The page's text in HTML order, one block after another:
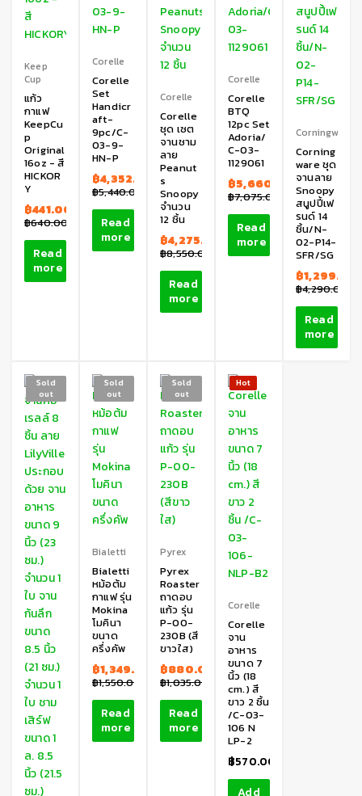
Keep
Cup
แก้ว
กาแฟ
KeepCu
p
Original
16oz - สี
HICKOR
Y
฿640.00
฿441.00
Read
more
Corelle
Corelle
Set
Handicr
aft-
9pc/C-
03-9-
HN-P
฿5,440.00
฿4,352.00
Read
more
Corelle
Corelle
ชุด เซต
จานชาม
ลาย
Peanut
s
Snoopy
จำนวน
12 ชิ้น
฿8,550.00
฿4,275.00
Read
more
Corelle
Corelle
BTQ
12pc Set
Adoria/
C-03-
1129061
฿7,075.00
฿5,660.00
Read
more
Corningware
Corning
ware ชุด
จานลาย
Snoopy
สนูปปี้เฟ
รนด์ 14
ชิ้น/N-
02-P14-
SFR/SG
฿4,290.00
฿1,299.00
Read
more
Sold
out
Sold
out
Bialetti
Bialetti
หม้อต้ม
กาแฟ รุ่น
Mokina
โมคินา
ขนาด
ครึ่งคัพ
฿1,550.00
฿1,349.00
Read
more
Sold
out
Pyrex
Pyrex
Roaster
ถาดอบ
แก้ว รุ่น
P-00-
230B (สี
ขาวใส)
฿1,035.00
฿880.00
Read
more
Hot
Corelle
Corelle
จาน
อาหาร
ขนาด 7
นิ้ว (18
cm.) สี
ขาว 2 ชิ้น
/C-03-
106 N
LP-2
฿570.00
Add